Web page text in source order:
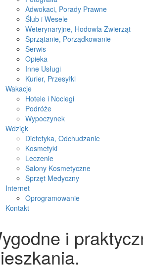
Adwokaci, Porady Prawne
Ślub i Wesele
Weterynaryjne, Hodowla Zwierząt
Sprzątanie, Porządkowanie
Serwis
Opieka
Inne Usługi
Kurier, Przesyłki
Wakacje
Hotele i Noclegi
Podróże
Wypoczynek
Wdzięk
Dietetyka, Odchudzanie
Kosmetyki
Leczenie
Salony Kosmetyczne
Sprzęt Medyczny
Internet
Oprogramowanie
Kontakt
i